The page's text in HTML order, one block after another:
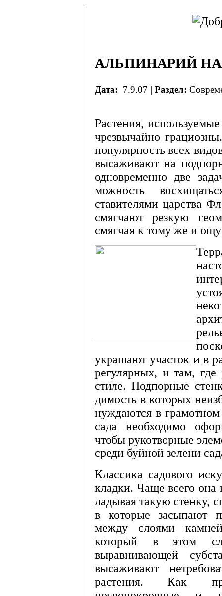
АЛЬПИНАРИЙ
Дата: 7.9.07 | Раздел:
Растения,
чрезвычайно
популярность всех
высаживают на
одно­временно две
можность
ставителями царства
смягчают резкую
смягчая к тому же и
украшают участок и в
регулярных, и там, где
стиле. Подпорные
димость в которых
нуждаются в
сада необходимо
чтобы рукотворные
среди буйной зелени
Классика садового
кладки. Чаще все­го
ладывая такую стенку,
в которые засы­пают
между слоями
который в этом
выравнивающей
высажи­вают
растения. Как